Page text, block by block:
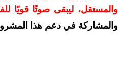
والمستقل، ليبقى صوتًا قويًا
والمشاركة في دعم هذا